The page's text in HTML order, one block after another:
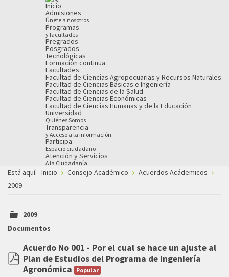
Inicio
Admisiones
Únete a nosotros
Programas
y facultades
Pregrados
Posgrados
Tecnológicas
Formación continua
Facultades
Facultad de Ciencias Agropecuarias y Recursos Naturales
Facultad de Ciencias Básicas e Ingeniería
Facultad de Ciencias de la Salud
Facultad de Ciencias Económicas
Facultad de Ciencias Humanas y de la Educación
Universidad
Quiénes Somos
Transparencia
y Acceso a la información
Participa
Espacio ciudadano
Atención y Servicios
A la Ciudadanía
Está aquí: Inicio Consejo Académico
Acuerdos Acádemicos
2009
2009
Documentos
pdf
Acuerdo No 001 - Por el cual se hace un ajuste al
Plan de Estudios del Programa de Ingeniería
Agronómica
Popular